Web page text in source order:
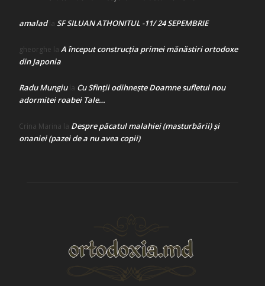
amaladla SF SILUAN ATHONITUL -11/ 24 SEPEMBRIE
gheorghe la A început construcţia primei mănăstiri ortodoxe
din Japonia
Radu Mungiula Cu Sfinții odihnește Doamne sufletul nou
adormitei roabei Tale…
Crina Marina la Despre păcatul malahiei (masturbării) şi
onaniei (pazei de a nu avea copii)